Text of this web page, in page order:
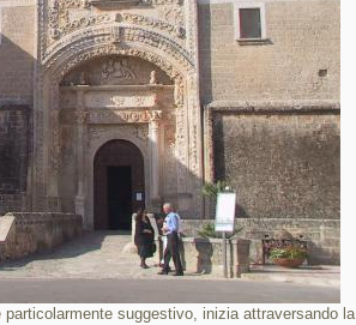
particolarmente suggestivo, inizia attraversando la